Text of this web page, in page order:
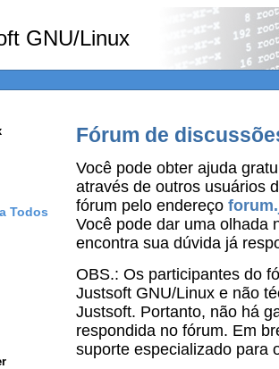
GNU/Linux
Todos
Fórum de
Você pode obter ajuda
através de outros usuários
fórum pelo endereço
Você pode dar uma olhada
encontra sua dúvida já
OBS.: Os participantes do
Justsoft GNU/Linux e não
Justsoft. Portanto, não há
respondida no fórum. Em
suporte especializado para